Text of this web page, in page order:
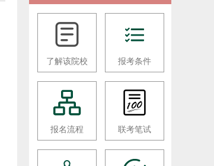
了解该院校 报考条件
报名流程 联考笔试